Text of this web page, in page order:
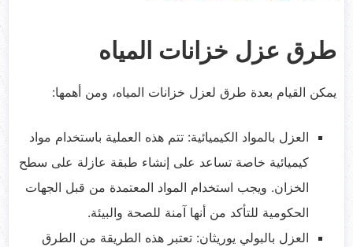
طرق عزل خزانات المياه
يمكن القيام بعدة طرق لعزل خزانات المياه، ومن أهمها:
العزل بالمواد الكيميائية: تتم هذه العملية باستخدام مواد
كيميائية خاصة تساعد على إنشاء طبقة عازلة على سطح
الخزان. ويجب استخدام المواد المعتمدة من قبل الجهات
الحكومية للتأكد من أنها آمنة للصحة والبيئة.
العزل بالبولي يوريثان: تعتبر هذه الطريقة من الطرق